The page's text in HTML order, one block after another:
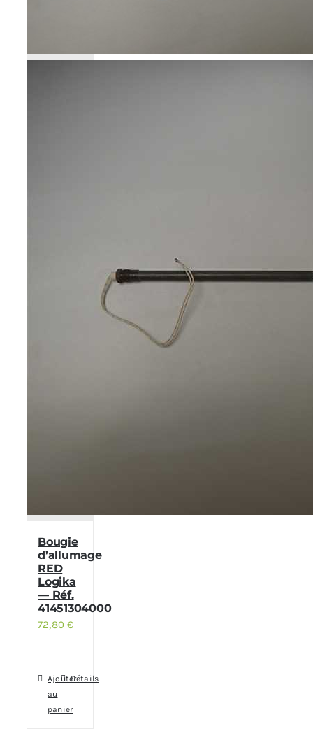
Bougie
d’allumage
RED
Logika
— Réf.
41451304000
72,80€
Ajouter
au
panier
Détails